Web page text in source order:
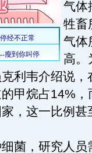
气体
牲畜
气体
高。
利韦介绍说，
甲烷占14%，
，这一比例甚
，研究人员